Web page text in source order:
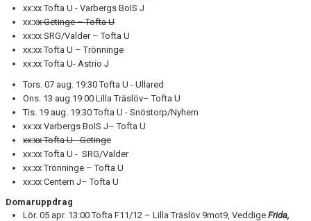
xx:xx Tofta U - Varbergs BoIS J
xx:xx Getinge – Tofta U
xx:xx SRG/Valder – Tofta U
xx:xx Tofta U – Trönninge
xx:xx Tofta U- Astrio J
Tors. 07 aug. 19:30 Tofta U - Ullared
Ons. 13 aug 19:00 Lilla Träslöv– Tofta U
Tis. 19 aug. 19:30 Tofta U - Snöstorp/Nyhem
xx:xx Varbergs BoIS J– Tofta U
xx:xx Tofta U - Getinge
xx:xx Tofta U - SRG/Valder
xx:xx Trönninge – Tofta U
xx:xx Centern J– Tofta U
Domaruppdrag
Lör. 05 apr. 13:00 Tofta F11/12 – Lilla Träslöv 9mot9, Veddige Frida,